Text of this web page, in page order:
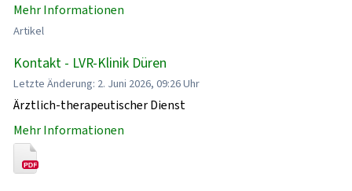
Mehr Informationen
Artikel
Kontakt - LVR-Klinik Düren
Letzte Änderung: 2. Juni 2026, 09:26 Uhr
Ärztlich-therapeutischer Dienst
Mehr Informationen